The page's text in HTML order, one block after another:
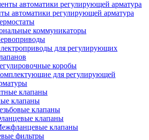
автоматики регулирующей арматура
коммуникаторы
для регулирующих
коробы
для регулирующей
клапаны
клапаны
клапаны
клапаны